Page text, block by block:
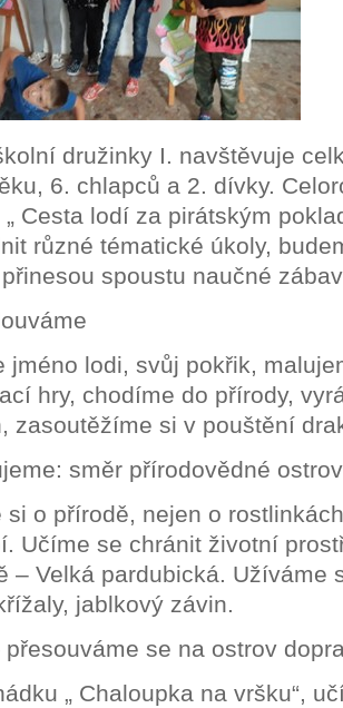
družinky I. navštěvuje
6. chlapců a 2. dívky.
Cesta lodí za pirátským
různé tématické úkoly,
spoustu naučné
jméno lodi, svůj pokřik,
hry, chodíme do přírody,
zasoutěžíme si v pouštění
směr přírodovědné
si o přírodě, nejen o
Učíme se chránit životní
– Velká pardubická. Užíváme
jablkový závin.
přesouváme se na ostrov
„ Chaloupka na vršku“,